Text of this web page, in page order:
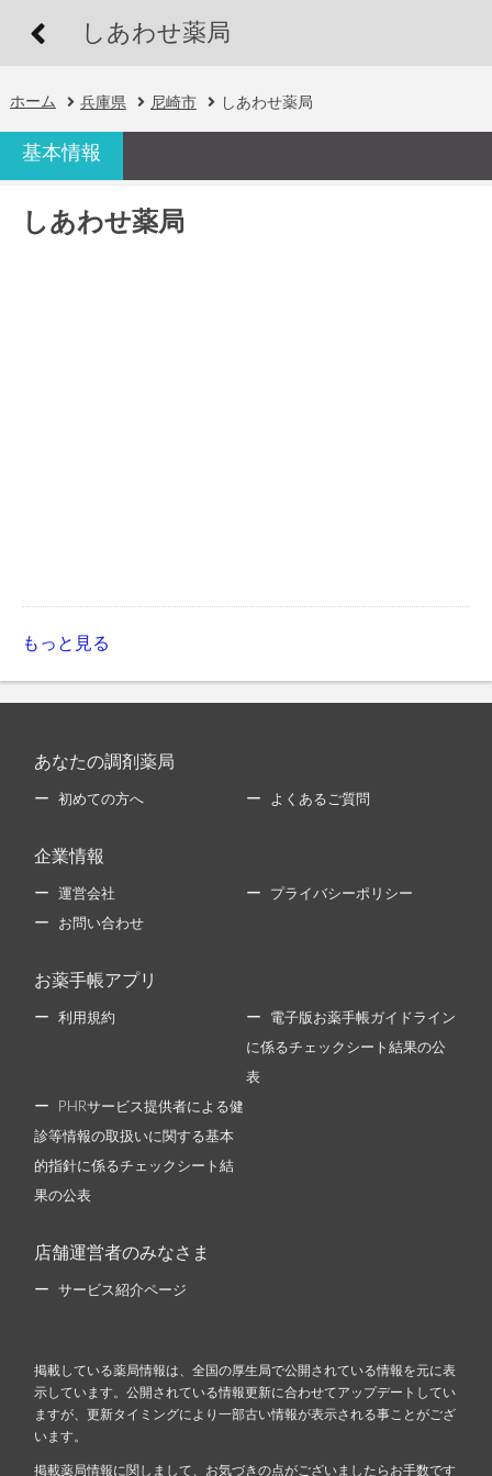
しあわせ薬局
ホーム 兵庫県 尼崎市 しあわせ薬局
基本情報
しあわせ薬局
もっと見る
あなたの調剤薬局
初めての方へ よくあるご質問
企業情報
運営会社 プライバシーポリシー
お問い合わせ
お薬手帳アプリ
利用規約 電子版お薬手帳ガイドライン
に係るチェックシート結果の公
表
PHRサービス提供者による健
診等情報の取扱いに関する基本
的指針に係るチェックシート結
果の公表
店舗運営者のみなさま
サービス紹介ページ
掲載している薬局情報は、全国の厚生局で公開されている情報を元に表
示しています。公開されている情報更新に合わせてアップデートしてい
ますが、更新タイミングにより一部古い情報が表示される事ことがござ
います。
掲載薬局情報に関しまして、お気づきの点がございましたらお手数です